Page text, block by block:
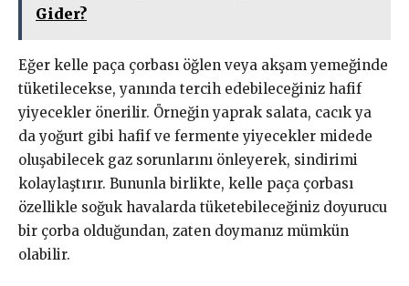
Gider?
Eğer kelle paça çorbası öğlen veya akşam yemeğinde
tüketilecekse, yanında tercih edebileceğiniz hafif
yiyecekler önerilir. Örneğin yaprak salata, cacık ya
da yoğurt gibi hafif ve fermente yiyecekler midede
oluşabilecek gaz sorunlarını önleyerek, sindirimi
kolaylaştırır. Bununla birlikte, kelle paça çorbası
özellikle soğuk havalarda tüketebileceğiniz doyurucu
bir çorba olduğundan, zaten doymanız mümkün
olabilir.